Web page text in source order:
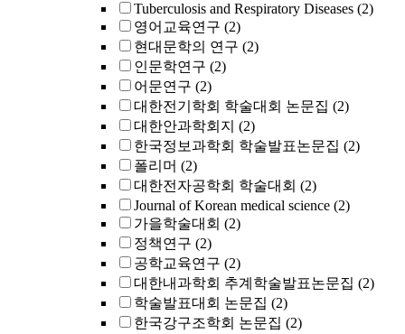
Tuberculosis and Respiratory Diseases (2)
영어교육연구 (2)
현대문학의 연구 (2)
인문학연구 (2)
어문연구 (2)
대한전기학회 학술대회 논문집 (2)
대한안과학회지 (2)
한국정보과학회 학술발표논문집 (2)
폴리머 (2)
대한전자공학회 학술대회 (2)
Journal of Korean medical science (2)
가을학술대회 (2)
정책연구 (2)
공학교육연구 (2)
대한내과학회 추계학술발표논문집 (2)
학술발표대회 논문집 (2)
한국강구조학회 논문집 (2)